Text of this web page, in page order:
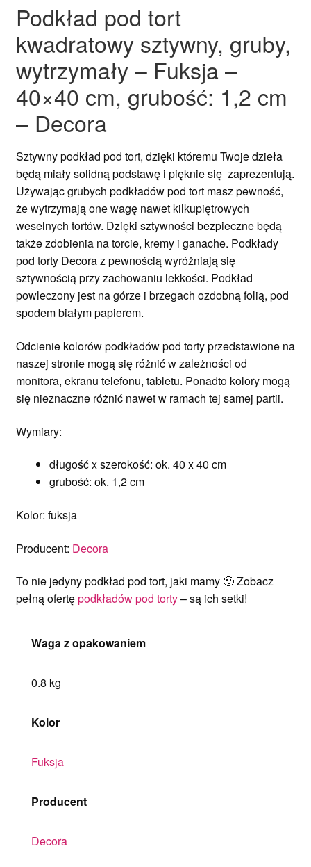
Podkład pod tort
kwadratowy sztywny, gruby,
wytrzymały – Fuksja –
40×40 cm, grubość: 1,2 cm
– Decora
Sztywny podkład pod tort, dzięki któremu Twoje dzieła
będą miały solidną podstawę i pięknie się zaprezentują.
Używając grubych podkładów pod tort masz pewność,
że wytrzymają one wagę nawet kilkupiętrowych
weselnych tortów. Dzięki sztywności bezpieczne będą
także zdobienia na torcie, kremy i ganache. Podkłady
pod torty Decora z pewnością wyróżniają się
sztywnością przy zachowaniu lekkości. Podkład
powleczony jest na górze i brzegach ozdobną folią, pod
spodem białym papierem.
Odcienie kolorów podkładów pod torty przedstawione na
naszej stronie mogą się różnić w zależności od
monitora, ekranu telefonu, tabletu. Ponadto kolory mogą
się nieznaczne różnić nawet w ramach tej samej partii.
Wymiary:
długość x szerokość: ok. 40 x 40 cm
grubość: ok. 1,2 cm
Kolor: fuksja
Producent: Decora
To nie jedyny podkład pod tort, jaki mamy 🙂 Zobacz
pełną ofertępodkładów pod torty– są ich setki!
Waga z opakowaniem
0.8 kg
Kolor
Fuksja
Producent
Decora